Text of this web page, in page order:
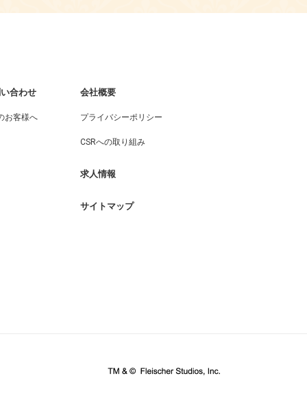
合わせ
お客様へ
会社概要
プライバシーポリシー
CSRへの取り組み
求人情報
サイトマップ